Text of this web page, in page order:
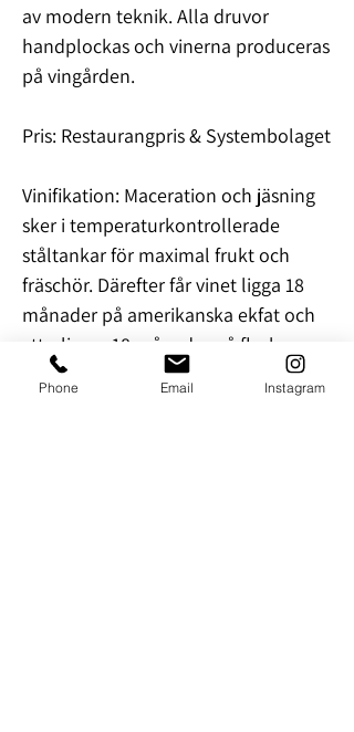
av modern teknik. Alla druvor
handplockas och vinerna produceras
på vingården.
Pris: Restaurangpris & Systembolaget
Vinifikation: Maceration och jäsning
sker i temperaturkontrollerade
ståltankar för maximal frukt och
fräschör. Därefter får vinet ligga 18
månader på amerikanska ekfat och
ytterligare 18 månader på flaska.
: Mörkröd med lite ljusare
Phone Email Instagram